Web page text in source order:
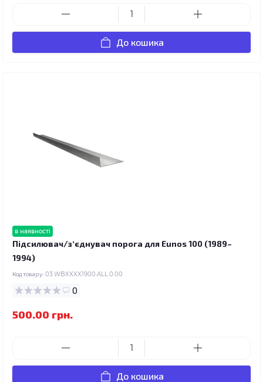
До кошика
в наявності
Підсилювач/зʼєднувач порога для Eunos 100 (1989–
1994)
Код товару: 03.WBXXXX1900.ALL.0.00
0
500.00 грн.
До кошика